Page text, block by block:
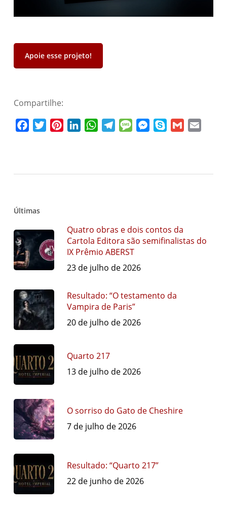
Apoie esse projeto!
Compartilhe:
FacebookTwitterPinterestLinkedInWhatsAppTelegramMessageMessenger
Skype Gmail
Últimas
Quatro obras e dois contos da
Cartola Editora são semifinalistas do
IX Prêmio ABERST
23 de julho de 2026
Resultado: “O testamento da
Vampira de Paris”
20 de julho de 2026
Quarto 217
13 de julho de 2026
O sorriso do Gato de Cheshire
7 de julho de 2026
Resultado: “Quarto 217”
22 de junho de 2026